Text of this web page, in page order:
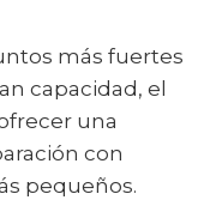
más fuertes
capacidad, el
una
con
pequeños.